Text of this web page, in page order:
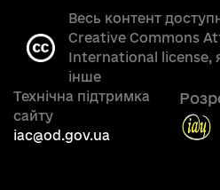
Весь контент
Creative Commons
International license,
інше
Технічна підтримка
сайту
iac@od.gov.ua